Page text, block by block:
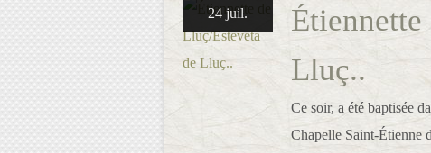
24 juil.
Lluç..
Ce soir, a été baptisée
Chapelle Saint-Étienne